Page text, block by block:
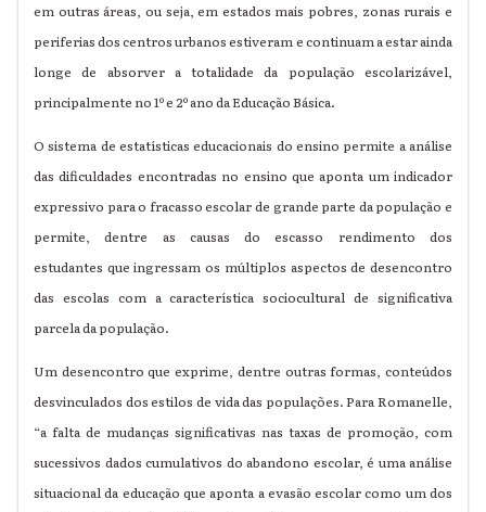
em outras áreas, ou seja, em estados mais pobres, zonas rurais e
periferias dos centros urbanos estiveram e continuam a estar ainda
longe de absorver a totalidade da população escolarizável,
principalmente no 1º e 2º ano da Educação Básica.
O sistema de estatísticas educacionais do ensino permite a análise
das dificuldades encontradas no ensino que aponta um indicador
expressivo para o fracasso escolar de grande parte da população e
permite, dentre as causas do escasso rendimento dos
estudantes que ingressam os múltiplos aspectos de desencontro
das escolas com a característica sociocultural de significativa
parcela da população.
Um desencontro que exprime, dentre outras formas, conteúdos
desvinculados dos estilos de vida das populações. Para Romanelle,
“a falta de mudanças significativas nas taxas de promoção, com
sucessivos dados cumulativos do abandono escolar, é uma análise
situacional da educação que aponta a evasão escolar como um dos